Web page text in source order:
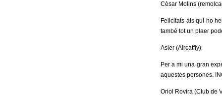
Cèsar Molins
Felicitats als qui ho
també tot un plaer
Asier (Aircatfly):
Per a mi una gran
aquestes persones.
Oriol Rovira (Club de